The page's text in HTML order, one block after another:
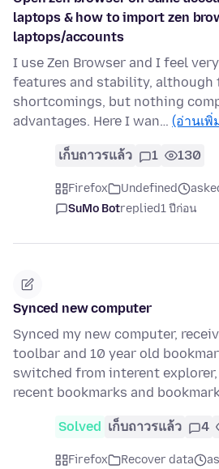
laptops & how to import zen
laptops/accounts
I use Zen Browser and I feel
features and stability, although
shortcomings, but nothing
advantages. Here I wan… (อ่านเพิ่
เก็บถาวรแล้ว 1 130
Firefox Undefined
SuMo Botreplied1 ปีก่อน
Synced new computer
Synced my new computer,
toolbar and 10 year old
switched from interent
recent bookmarks and
Solved เก็บถาวรแล้ว 4
Firefox Recover data